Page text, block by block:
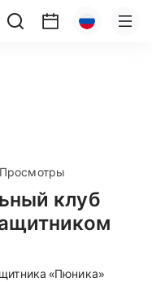
Просмотры
клуб
«Пюника»